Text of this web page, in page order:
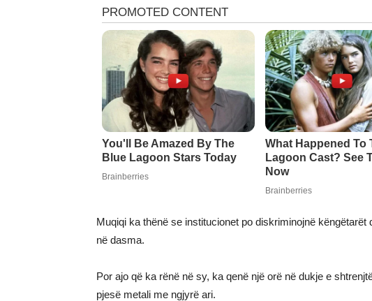
Muqiqi ka thënë se institucionet po diskriminojnë
në dasma.
Por ajo që ka rënë në sy, ka qenë një orë në dukje e
pjesë metali me ngjyrë ari.